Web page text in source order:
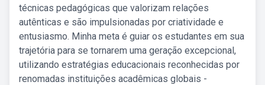
técnicas pedagógicas que valorizam relações
autênticas e são impulsionadas por criatividade e
entusiasmo. Minha meta é guiar os estudantes em sua
trajetória para se tornarem uma geração excepcional,
utilizando estratégias educacionais reconhecidas por
renomadas instituições acadêmicas globais -